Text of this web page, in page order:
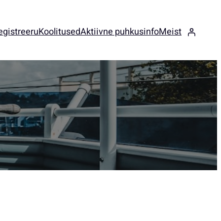
KoolitusedAktiivne puhkusinfoMeist